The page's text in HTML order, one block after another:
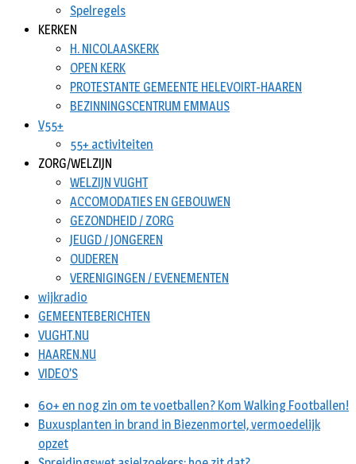
Spelregels
KERKEN
H. NICOLAASKERK
OPEN KERK
PROTESTANTE GEMEENTE HELEVOIRT-HAAREN
BEZINNINGSCENTRUM EMMAUS
V55+
55+ activiteiten
ZORG/WELZIJN
WELZIJN VUGHT
ACCOMODATIES EN GEBOUWEN
GEZONDHEID / ZORG
JEUGD / JONGEREN
OUDEREN
VERENIGINGEN / EVENEMENTEN
wijkradio
GEMEENTEBERICHTEN
VUGHT.NU
HAAREN.NU
VIDEO’S
60+ en nog zin om te voetballen? Kom Walking Footballen!
Buxusplanten in brand in Biezenmortel, vermoedelijk
opzet